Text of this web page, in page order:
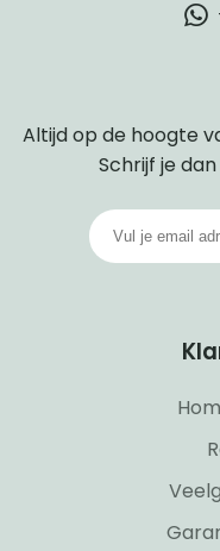
Altijd op de hoogte
Schrijf je